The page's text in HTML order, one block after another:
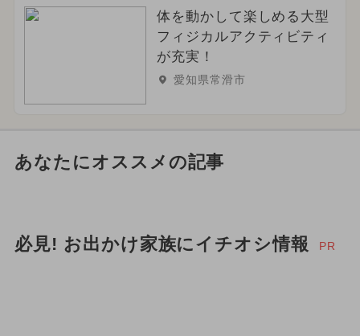
体を動かして楽しめる大型
フィジカルアクティビティ
が充実！
愛知県常滑市
あなたにオススメの記事
必見! お出かけ家族にイチオシ情報 PR